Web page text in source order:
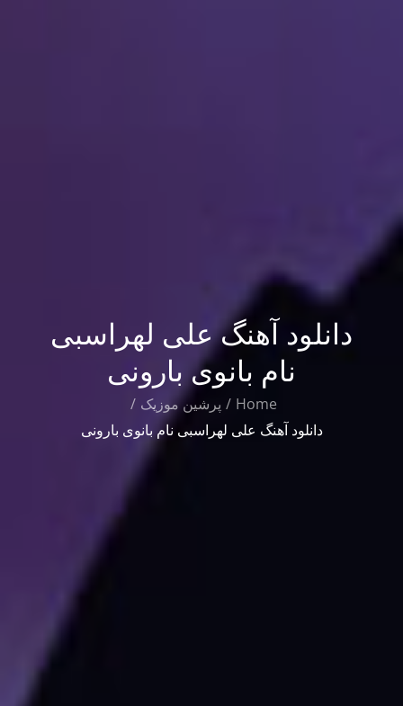
دانلود آهنگ علی لهراسبی
نام بانوی بارونی
Home
پرشین موزیک
دانلود آهنگ علی لهراسبی نام بانوی بارونی